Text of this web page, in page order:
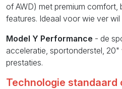
of AWD) met premium comfort,
features. Ideaal voor wie ver wil
Model Y Performance - de
acceleratie, sportonderstel,
prestaties.
Technologie standaard